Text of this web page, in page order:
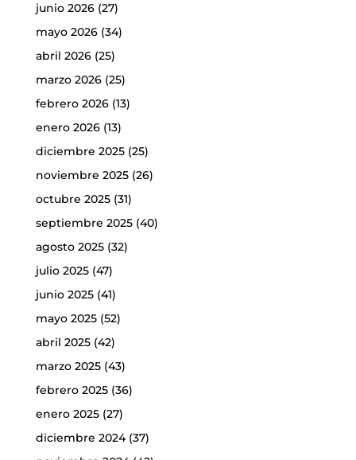
junio 2026(27)
mayo 2026(34)
abril 2026(25)
marzo 2026(25)
febrero 2026(13)
enero 2026(13)
diciembre 2025(25)
noviembre 2025(26)
octubre 2025(31)
septiembre 2025(40)
agosto 2025(32)
julio 2025(47)
junio 2025(41)
mayo 2025(52)
abril 2025(42)
marzo 2025(43)
febrero 2025(36)
enero 2025(27)
diciembre 2024(37)